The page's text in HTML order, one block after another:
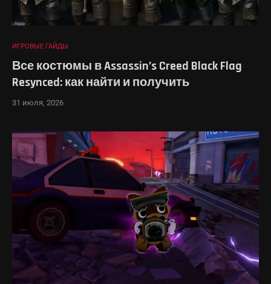
ИГРОВЫЕ ГАЙДЫ
Все костюмы в Assassin’s Creed Black Flag
Resynced: как найти и получить
31 июля, 2026